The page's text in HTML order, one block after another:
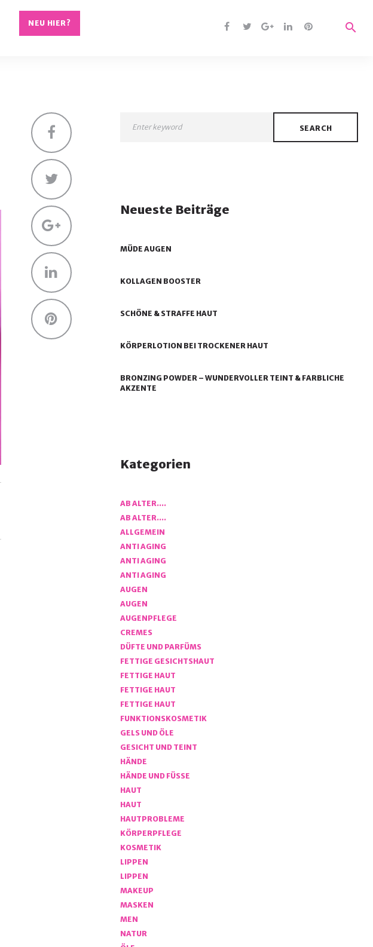
search
NEU HIER?
Facebook
Twitter
Google+
LinkedIn
Pinterest
SEARCH
Neueste Beiträge
MÜDE AUGEN
KOLLAGEN BOOSTER
SCHÖNE & STRAFFE HAUT
KÖRPERLOTION BEI TROCKENER HAUT
BRONZING POWDER – WUNDERVOLLER TEINT & FARBLICHE
AKZENTE
Kategorien
AB ALTER….
AB ALTER….
ALLGEMEIN
ANTI AGING
ANTI AGING
ANTI AGING
AUGEN
AUGEN
AUGENPFLEGE
CREMES
DÜFTE UND PARFÜMS
FETTIGE GESICHTSHAUT
FETTIGE HAUT
FETTIGE HAUT
FETTIGE HAUT
FUNKTIONSKOSMETIK
GELS UND ÖLE
GESICHT UND TEINT
HÄNDE
HÄNDE UND FÜSSE
HAUT
HAUT
HAUTPROBLEME
KÖRPERPFLEGE
KOSMETIK
LIPPEN
LIPPEN
MAKEUP
MASKEN
MEN
NATUR